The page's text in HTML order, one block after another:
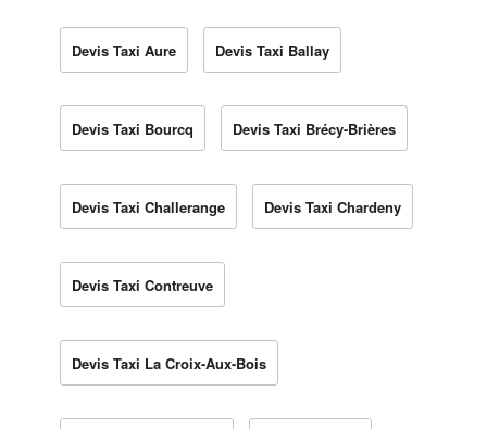
Devis Taxi Aure Devis Taxi Ballay
Devis Taxi Bourcq Devis Taxi Brécy-Brières
Devis Taxi Challerange Devis Taxi Chardeny
Devis Taxi Contreuve
Devis Taxi La Croix-Aux-Bois